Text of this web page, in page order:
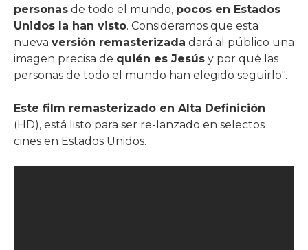
personas de todo el mundo, pocos en Estados
Unidos la han visto. Consideramos que esta
nueva versión remasterizada dará al público una
imagen precisa de quién es Jesús y por qué las
personas de todo el mundo han elegido seguirlo".
Este film remasterizado en Alta Definición
(HD), está listo para ser re-lanzado en selectos
cines en Estados Unidos.